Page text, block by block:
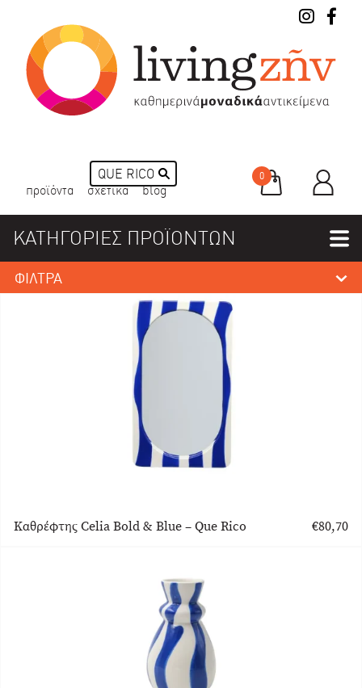
προϊόντα σχετικά blog
0
ΚΑΤΗΓΟΡΙΕΣ ΠΡΟΪΟΝΤΩΝ
ΦΙΛΤΡΑ
Καθρέφτης Celia Bold & Blue – Que Rico €80,70